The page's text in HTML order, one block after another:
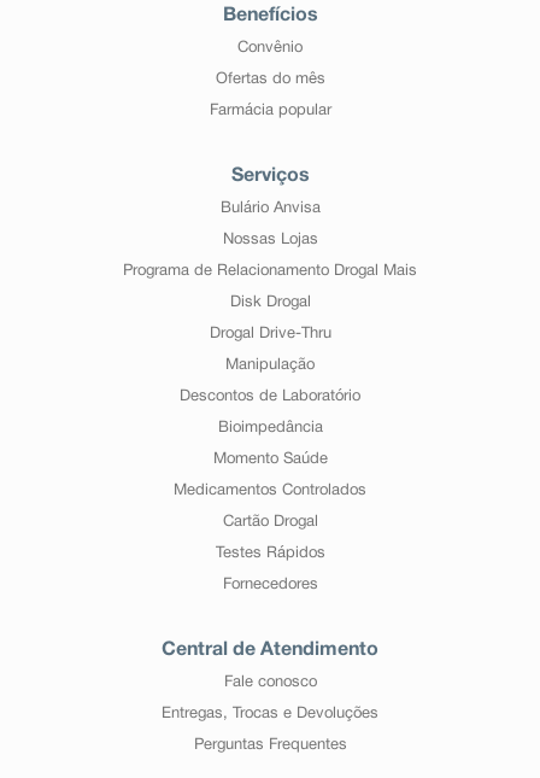
Benefícios
Convênio
Ofertas do mês
Farmácia popular
Serviços
Bulário Anvisa
Nossas Lojas
Programa de Relacionamento Drogal Mais
Disk Drogal
Drogal Drive-Thru
Manipulação
Descontos de Laboratório
Bioimpedância
Momento Saúde
Medicamentos Controlados
Cartão Drogal
Testes Rápidos
Fornecedores
Central de Atendimento
Fale conosco
Entregas, Trocas e Devoluções
Perguntas Frequentes